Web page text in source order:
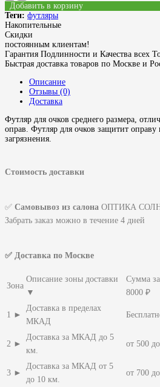
Добавить в корзину
Теги: футляры
Накопительные
Скидки
постоянным клиентам!
Гарантия Подлинности и Качества всех
Быстрая доставка товаров по Москве и
Описание
Отзывы (0)
Доставка
Футляр для очков среднего размера,
оправ. Футляр для очков защитит
загрязнения.
Стоимость доставки
✅ Самовывоз из салона ОПТИКА
Забрать заказ можно в течение 4 дней
✅ Доставка по Москве
Зона
Описание зоны доставки
▼
Сумма
8000 ₽
1 ►
Доставка в пределах
МКАД
2 ►
Доставка за МКАД до 5
км.
от 500
3 ►
Доставка за МКАД от 5
до 10 км.
от 700